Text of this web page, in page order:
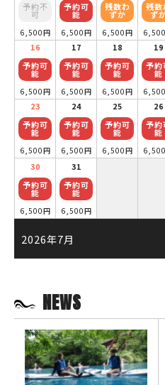
予約不
可
6,500円
予約可
能
6,500円
残数わ
ずか
6,500円
残数
ず
16
予約可
能
6,500円
17
予約可
能
6,500円
18
予約可
能
6,500円
19
予約
能
23
予約可
能
6,500円
24
予約可
能
6,500円
25
予約可
能
6,500円
26
予約
能
30
予約可
能
6,500円
31
予約可
能
6,500円
2026年7月
NEWS